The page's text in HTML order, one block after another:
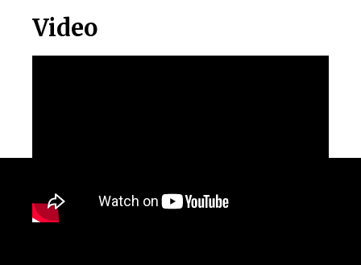
Video